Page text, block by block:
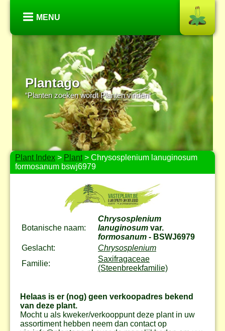
MENU
Plantago
“Planten zoeken wordt Planten vinden”
Plant Index > Plant> Chrysosplenium lanuginosum
formosanum bswj6979
Botanische naam:
Chrysosplenium
lanuginosum var.
formosanum - BSWJ6979
Geslacht:
Chrysosplenium
Familie:
Saxifragaceae
(Steenbreekfamilie)
Helaas is er (nog) geen verkoopadres bekend
van deze plant.
Mocht u als kweker/verkooppunt deze plant in uw
assortiment hebben neem dan contact op